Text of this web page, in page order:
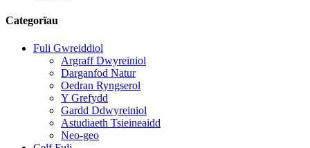
Categorïau
Fuli Gwreiddiol
Argraff Dwyreiniol
Darganfod Natur
Oedran Ryngserol
Y Grefydd
Gardd Ddwyreiniol
Astudiaeth Tsieineaidd
Neo-geo